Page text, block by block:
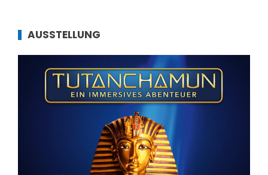
AUSSTELLUNG